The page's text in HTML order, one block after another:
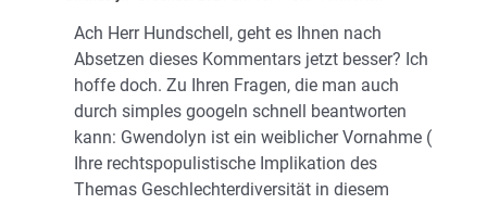
Ach Herr Hundschell, geht es Ihnen nach
Absetzen dieses Kommentars jetzt besser? Ich
hoffe doch. Zu Ihren Fragen, die man auch
durch simples googeln schnell beantworten
kann: Gwendolyn ist ein weiblicher Vornahme (
Ihre rechtspopulistische Implikation des
Themas Geschlechterdiversität in diesem